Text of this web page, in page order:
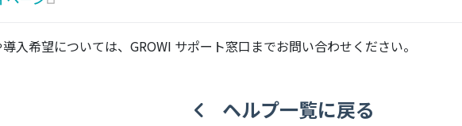
入希望については、GROWI サポート窓口までお問い合わせください。
ヘルプ一覧に戻る